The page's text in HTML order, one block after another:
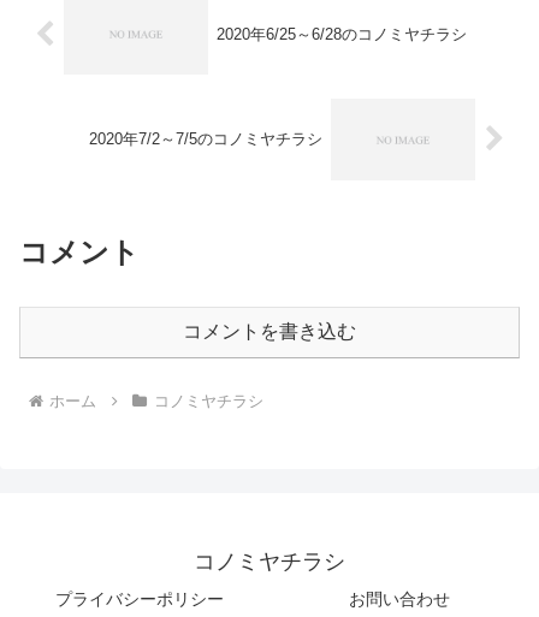
2020年6/25～6/28のコノミヤチラシ
2020年7/2～7/5のコノミヤチラシ
コメント
コメントを書き込む
ホーム コノミヤチラシ
コノミヤチラシ
プライバシーポリシー お問い合わせ